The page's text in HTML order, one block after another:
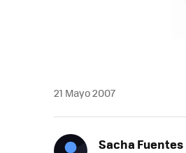
21 Mayo 2007
Sacha Fuentes